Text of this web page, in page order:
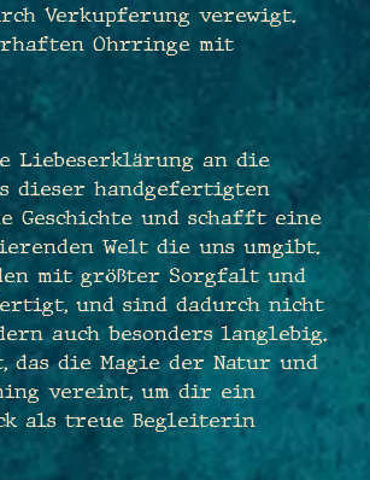
Verkupferung verewigt.
Ohrringe mit
Liebeserklärung an die
dieser handgefertigten
Geschichte und schafft eine
Welt die uns umgibt.
mit größter Sorgfalt und
und sind dadurch nicht
auch besonders langlebig.
das die Magie der Natur und
vereint, um dir ein
als treue Begleiterin